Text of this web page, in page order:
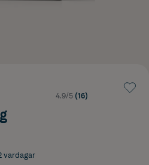
4.9/5 (16)
vardagar